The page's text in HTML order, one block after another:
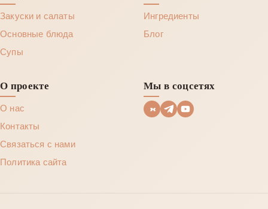
Закуски и салаты
Основные блюда
Супы
Ингредиенты
Блог
О проекте
О нас
Контакты
Связаться с нами
Политика сайта
Мы в соцсетях